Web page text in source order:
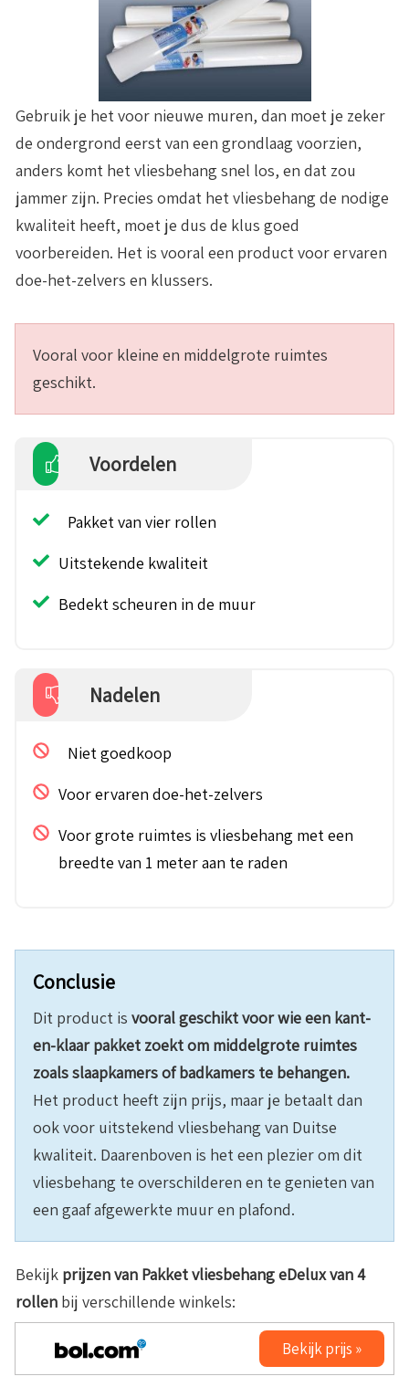
Gebruik je het voor nieuwe muren, dan moet je zeker
de ondergrond eerst van een grondlaag voorzien,
anders komt het vliesbehang snel los, en dat zou
jammer zijn. Precies omdat het vliesbehang de nodige
kwaliteit heeft, moet je dus de klus goed
voorbereiden. Het is vooral een product voor ervaren
doe-het-zelvers en klussers.
Vooral voor kleine en middelgrote ruimtes
geschikt.
Voordelen
Pakket van vier rollen
Uitstekende kwaliteit
Bedekt scheuren in de muur
Nadelen
Niet goedkoop
Voor ervaren doe-het-zelvers
Voor grote ruimtes is vliesbehang met een
breedte van 1 meter aan te raden
Conclusie
Dit product is vooral geschikt voor wie een kant-
en-klaar pakket zoekt om middelgrote ruimtes
zoals slaapkamers of badkamers te behangen.
Het product heeft zijn prijs, maar je betaalt dan
ook voor uitstekend vliesbehang van Duitse
kwaliteit. Daarenboven is het een plezier om dit
vliesbehang te overschilderen en te genieten van
een gaaf afgewerkte muur en plafond.
Bekijk prijzen van Pakket vliesbehang eDelux van 4
rollen bij verschillende winkels:
Bekijk prijs »